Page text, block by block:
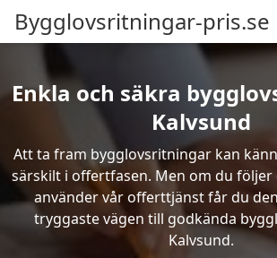
Bygglovsritningar-pris.se
Enkla och säkra
Kalvsund
Att ta fram bygglovsritningar kan
särskilt i offertfasen. Men om du följer
använder vår offerttjänst får du
tryggaste vägen till godkända
Kalvsund.